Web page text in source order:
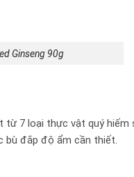
Ginseng 90g
7 loại thực vật quý
bù đắp độ ẩm cần thiết.